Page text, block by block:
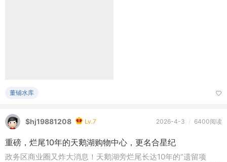
董铺水库
$hj19881208 Lv.7 2026-4-3 / 6400阅读
重磅，烂尾10年的天鹅湖购物中心，更名合星纪
政务区商业圈又炸大消息！天鹅湖旁烂尾长达10年的“遗留项